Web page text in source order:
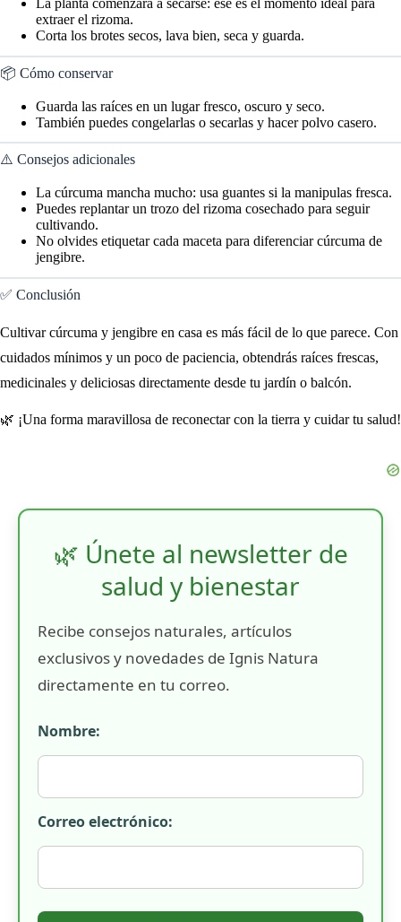
extraer el rizoma.
Corta los brotes secos, lava bien, seca y guarda.
📦 Cómo conservar
Guarda las raíces en un lugar fresco, oscuro y seco.
También puedes congelarlas o secarlas y hacer polvo casero.
⚠️ Consejos adicionales
La cúrcuma mancha mucho: usa guantes si la manipulas fresca.
Puedes replantar un trozo del rizoma cosechado para seguir
cultivando.
No olvides etiquetar cada maceta para diferenciar cúrcuma de
jengibre.
✅ Conclusión
Cultivar cúrcuma y jengibre en casa es más fácil de lo que parece. Con
cuidados mínimos y un poco de paciencia, obtendrás raíces frescas,
medicinales y deliciosas directamente desde tu jardín o balcón.
🌿 ¡Una forma maravillosa de reconectar con la tierra y cuidar tu salud!
🌿 Únete al newsletter de
salud y bienestar
Recibe consejos naturales, artículos
exclusivos y novedades de Ignis Natura
directamente en tu correo.
Nombre:
Correo electrónico: